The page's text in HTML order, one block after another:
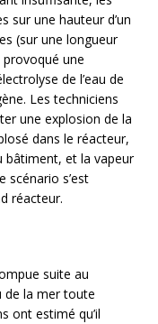
sur une hauteur d’un
(sur une longueur
une
de l’eau de
Les techniciens
une explosion de la
dans le réacteur,
bâtiment, et la vapeur
scénario s’est
réacteur.
suite au
de la mer toute
ont estimé qu’il